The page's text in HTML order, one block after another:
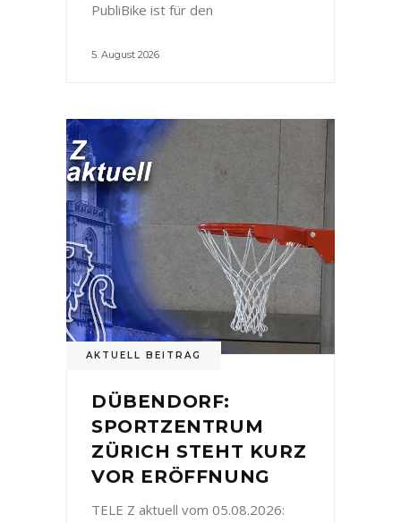
PubliBike ist für den
5. August 2026
AKTUELL BEITRAG
DÜBENDORF:
SPORTZENTRUM
ZÜRICH STEHT KURZ
VOR ERÖFFNUNG
TELE Z aktuell vom 05.08.2026: